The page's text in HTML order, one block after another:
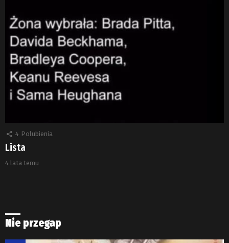
4 Polubienia
Lista
4 lata temu
Nie przegap